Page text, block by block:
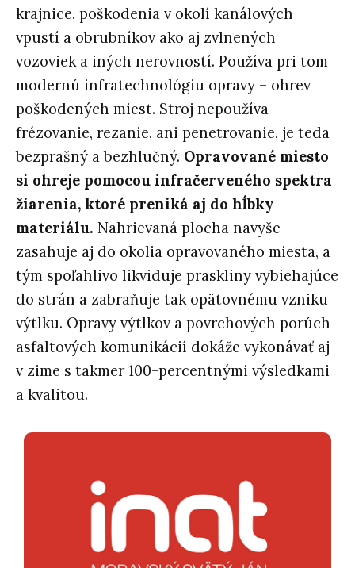
krajnice, poškodenia v okolí kanálových
vpustí a obrubníkov ako aj zvlnených
vozoviek a iných nerovností. Používa pri tom
modernú infratechnológiu opravy – ohrev
poškodených miest. Stroj nepoužíva
frézovanie, rezanie, ani penetrovanie, je teda
bezprašný a bezhlučný. Opravované miesto
si ohreje pomocou infračerveného spektra
žiarenia, ktoré preniká aj do hĺbky
materiálu. Nahrievaná plocha navyše
zasahuje aj do okolia opravovaného miesta, a
tým spoľahlivo likviduje praskliny vybiehajúce
do strán a zabraňuje tak opätovnému vzniku
výtlku. Opravy výtlkov a povrchových porúch
asfaltových komunikácií dokáže vykonávať aj
v zime s takmer 100-percentnými výsledkami
a kvalitou.